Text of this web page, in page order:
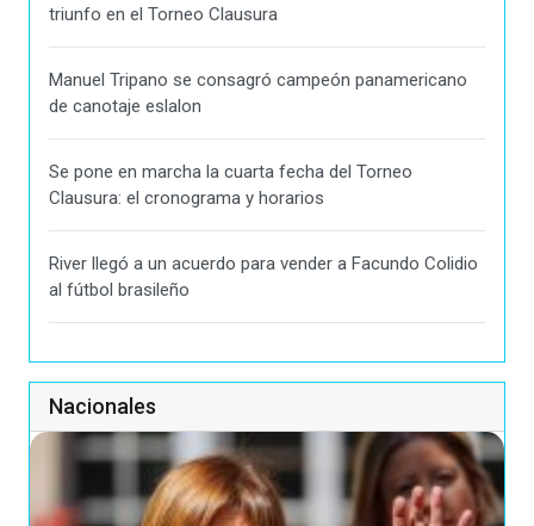
triunfo en el Torneo Clausura
Manuel Tripano se consagró campeón panamericano
de canotaje eslalon
Se pone en marcha la cuarta fecha del Torneo
Clausura: el cronograma y horarios
River llegó a un acuerdo para vender a Facundo Colidio
al fútbol brasileño
Nacionales